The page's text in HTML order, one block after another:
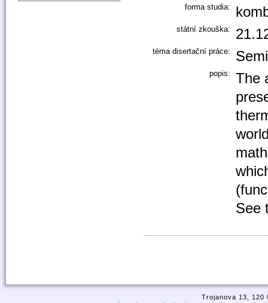
forma studia:
státní zkouška:
téma disertační práce:
popis:
The
See
Trojanova 13, 120